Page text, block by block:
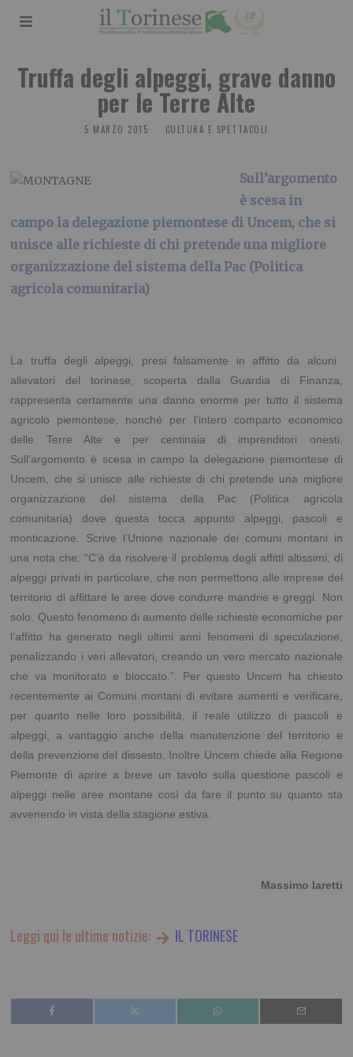
Truffa degli alpeggi, grave danno
per le Terre Alte
5 MARZO 2015 CULTURA E SPETTACOLI
Sull’argomento
è scesa in
campo la delegazione piemontese di Uncem, che si
unisce alle richieste di chi pretende una migliore
organizzazione del sistema della Pac (Politica
agricola comunitaria)
La truffa degli alpeggi, presi falsamente in affitto da alcuni
allevatori del torinese, scoperta dalla Guardia di Finanza,
rappresenta certamente una danno enorme per tutto il sistema
agricolo piemontese, nonché per l’intero comparto economico
delle Terre Alte e per centinaia di imprenditori onesti.
Sull’argomento è scesa in campo la delegazione piemontese di
Uncem, che si unisce alle richieste di chi pretende una migliore
organizzazione del sistema della Pac (Politica agricola
comunitaria) dove questa tocca appunto alpeggi, pascoli e
monticazione. Scrive l’Unione nazionale dei comuni montani in
una nota che: “C’è da risolvere il problema degli affitti altissimi, di
alpeggi privati in particolare, che non permettono alle imprese del
territorio di affittare le aree dove condurre mandrie e greggi. Non
solo. Questo fenomeno di aumento delle richieste economiche per
l’affitto ha generato negli ultimi anni fenomeni di speculazione,
penalizzando i veri allevatori, creando un vero mercato nazionale
che va monitorato e bloccato.”. Per questo Uncem ha chiesto
recentemente ai Comuni montani di evitare aumenti e verificare,
per quanto nelle loro possibilità, il reale utilizzo di pascoli e
alpeggi, a vantaggio anche della manutenzione del territorio e
della prevenzione del dissesto. Inoltre Uncem chiede alla Regione
Piemonte di aprire a breve un tavolo sulla questione pascoli e
alpeggi nelle aree montane così da fare il punto su quanto sta
avvenendo in vista della stagione estiva.
Massimo Iaretti
Leggi qui le ultime notizie: IL TORINESE